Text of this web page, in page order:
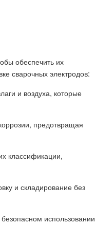
обеспечить их
сварочных электродов:
и воздуха, которые
предотвращая
классификации,
и складирование без
использовании